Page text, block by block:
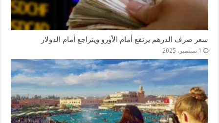
سعر صرف الدرهم يرتفع أمام الأورو ويتراجع أمام الدولار
1 سبتمبر، 2025